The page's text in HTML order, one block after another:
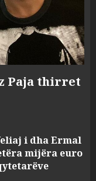
Paja thirret
i dha Ermal
mijëra euro